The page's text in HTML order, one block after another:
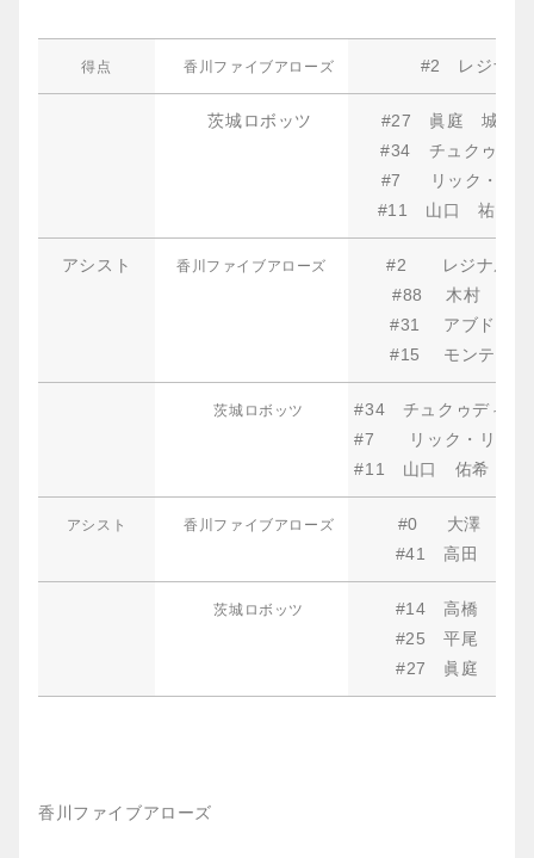
得点 香川ファイブアローズ #2 レジナ
茨城ロボッツ
#27 眞
#34 チュクゥデ
#7 リック
#11 山
アシスト 香川ファイブアローズ
#2 レジナルド
#88 木村
#31 アブドゥー
#15 モンテ・
茨城ロボッツ
#34 チュクゥディエ
#7 リック・
#11 山口
アシスト 香川ファイブアローズ
#0 大澤
#41 高田
茨城ロボッツ
#14 高橋
#25 平尾
#27 眞庭
香川ファイブアローズ